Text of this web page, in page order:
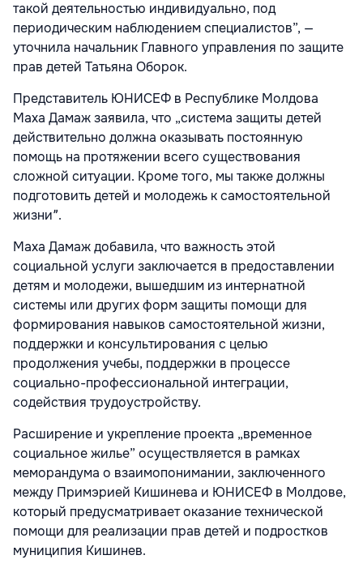
такой деятельностью индивидуально, под
периодическим наблюдением специалистов”, —
уточнила начальник Главного управления по защите
прав детей Татьяна Оборок.
Представитель ЮНИСЕФ в Республике Молдова
Маха Дамаж заявила, что „система защиты детей
действительно должна оказывать постоянную
помощь на протяжении всего существования
сложной ситуации. Кроме того, мы также должны
подготовить детей и молодежь к самостоятельной
жизниˮ.
Маха Дамаж добавила, что важность этой
социальной услуги заключается в предоставлении
детям и молодежи, вышедшим из интернатной
системы или других форм защиты помощи для
формирования навыков самостоятельной жизни,
поддержки и консультирования с целью
продолжения учебы, поддержки в процессе
социально-профессиональной интеграции,
содействия трудоустройству.
Расширение и укрепление проекта „временное
социальное жилье” осуществляется в рамках
меморандума о взаимопонимании, заключенного
между Примэрией Кишинева и ЮНИСЕФ в Молдове,
который предусматривает оказание технической
помощи для реализации прав детей и подростков
муниципия Кишинев.